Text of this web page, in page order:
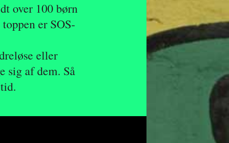
over 100 børn
er SOS-
eller
sig af dem. Så